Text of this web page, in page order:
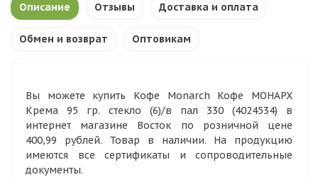
Описание Отзывы Доставка и оплата
Обмен и возврат Оптовикам
Вы можете купить Кофе Monarch Кофе МОНАРХ
Крема 95 гр. стекло (6)/в пал 330 (4024534) в
интернет магазине Восток по розничной цене
400,99 рублей. Товар в наличии. На продукцию
имеются все сертификаты и сопроводительные
документы.